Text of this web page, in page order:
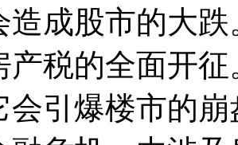
造成股市的大
产税的全面开
会引爆楼市的